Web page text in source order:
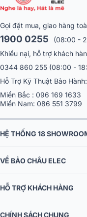
Với công suất định mức
hợp cho các không gian
Mạch Class D tiết kiệm
Class D,loa sub Alto
cao mà còn tiết kiệm
=> Xem thêm tại:Loa sub
Micro không dây BIK
BIK BJ-U500II là lựa
gia đình đến sự kiện
Gọi đặt mua, giao hàng
1900 0255
(08:00 -
Khiếu nại, hỗ trợ khách
0344 860 255 (08:00 -
Hỗ Trợ Kỹ Thuật Bảo Hành:
Miền Bắc : 096 169 1633
Miền Nam: 086 551 3799
HỆ THỐNG 18
VỀ BẢO CHÂU ELEC
HỖ TRỢ KHÁCH HÀNG
CHÍNH SÁCH CHUNG